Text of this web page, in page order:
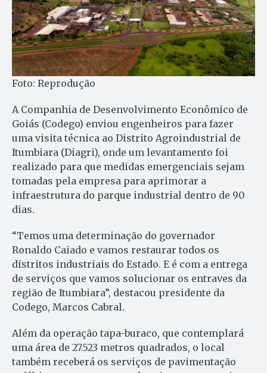
Foto: Reprodução
A Companhia de Desenvolvimento Econômico de
Goiás (Codego) enviou engenheiros para fazer
uma visita técnica ao Distrito Agroindustrial de
Itumbiara (Diagri), onde um levantamento foi
realizado para que medidas emergenciais sejam
tomadas pela empresa para aprimorar a
infraestrutura do parque industrial dentro de 90
dias.
“Temos uma determinação do governador
Ronaldo Caiado e vamos restaurar todos os
distritos industriais do Estado. E é com a entrega
de serviços que vamos solucionar os entraves da
região de Itumbiara”, destacou presidente da
Codego, Marcos Cabral.
Além da operação tapa-buraco, que contemplará
uma área de 27.523 metros quadrados, o local
também receberá os serviços de pavimentação